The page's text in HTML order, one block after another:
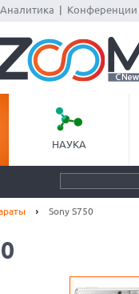
Аналитика Конференции
НАУКА
Sony S750